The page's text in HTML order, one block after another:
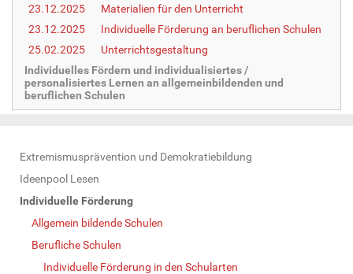
23.12.2025
Materialien für den Unterricht
23.12.2025
Individuelle Förderung an beruflichen Schulen
25.02.2025
Unterrichtsgestaltung
Individuelles Fördern und individualisiertes /
personalisiertes Lernen an allgemeinbildenden und
beruflichen Schulen
N
a
v
Extremismusprävention und Demokratiebildung
Ideenpool Lesen
Individuelle Förderung
Allgemein bildende Schulen
Berufliche Schulen
Individuelle Förderung in den Schularten